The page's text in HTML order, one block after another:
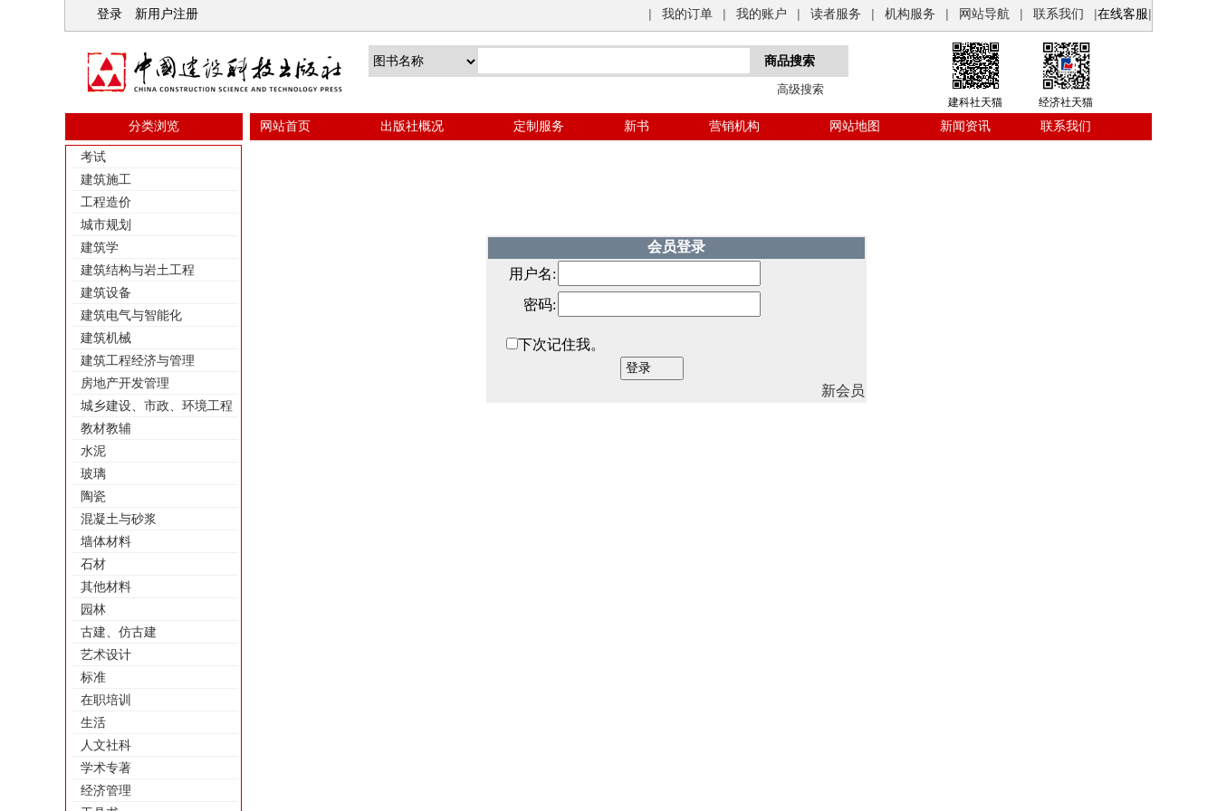
登录 新用户注册 | 我的订单 | 我的账户 | 读者服务 | 机构服务 | 网站导航 | 联系我们 |在线客服|
高级搜索
建科社天猫 经济社天猫
分类浏览 网站首页 出版社概况 定制服务 新书 营销机构 网站地图 新闻资讯 联系我们
考试
建筑施工
工程造价
城市规划
建筑学
建筑结构与岩土工程
建筑设备
建筑电气与智能化
建筑机械
建筑工程经济与管理
房地产开发管理
城乡建设、市政、环境工程
教材教辅
水泥
玻璃
陶瓷
混凝土与砂浆
墙体材料
石材
其他材料
园林
古建、仿古建
艺术设计
标准
在职培训
生活
人文社科
学术专著
经济管理
会员登录
用户名:
密码:
下次记住我。
新会员